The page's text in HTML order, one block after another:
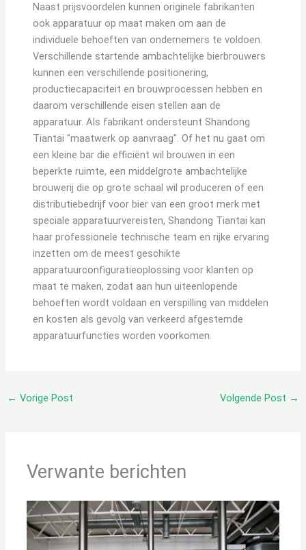
Naast prijsvoordelen kunnen originele fabrikanten
ook apparatuur op maat maken om aan de
individuele behoeften van ondernemers te voldoen.
Verschillende startende ambachtelijke bierbrouwers
kunnen een verschillende positionering,
productiecapaciteit en brouwprocessen hebben en
daarom verschillende eisen stellen aan de
apparatuur. Als fabrikant ondersteunt Shandong
Tiantai "maatwerk op aanvraag". Of het nu gaat om
een kleine bar die efficiënt wil brouwen in een
beperkte ruimte, een middelgrote ambachtelijke
brouwerij die op grote schaal wil produceren of een
distributiebedrijf voor bier van een groot merk met
speciale apparatuurvereisten, Shandong Tiantai kan
haar professionele technische team en rijke ervaring
inzetten om de meest geschikte
apparatuurconfiguratieoplossing voor klanten op
maat te maken, zodat aan hun uiteenlopende
behoeften wordt voldaan en verspilling van middelen
en kosten als gevolg van verkeerd afgestemde
apparatuurfuncties worden voorkomen.
← Vorige Post Volgende Post →
Verwante berichten